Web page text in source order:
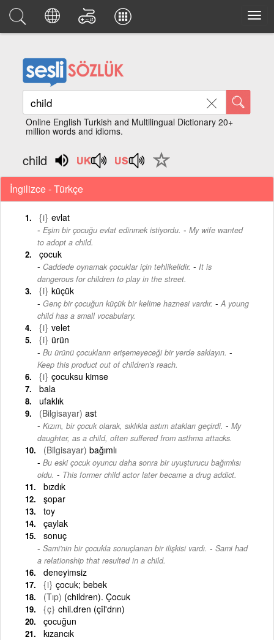
Online English Turkish and Multilingual Dictionary 20+
million words and idioms.
child
İngilizce - Türkçe
{i} evlat
Eşim bir çocuğu evlat edinmek istiyordu. - My wife wanted
to adopt a child.
çocuk
Caddede oynamak çocuklar için tehlikelidir. - It is
dangerous for children to play in the street.
{i} küçük
Genç bir çocuğun küçük bir kelime haznesi vardır. - A young
child has a small vocabulary.
{i} velet
{i} ürün
Bu ürünü çocukların erişemeyeceği bir yerde saklayın. -
Keep this product out of children's reach.
{i} çocuksu kimse
bala
ufaklık
(Bilgisayar) ast
Kızım, bir çocuk olarak, sıklıkla astım atakları geçirdi. - My
daughter, as a child, often suffered from asthma attacks.
(Bilgisayar) bağımlı
Bu eski çocuk oyuncu daha sonra bir uyuşturucu bağımlısı
oldu. - This former child actor later became a drug addict.
bızdık
şopar
toy
çaylak
sonuç
Sami'nin bir çocukla sonuçlanan bir ilişkisi vardı. - Sami had
a relationship that resulted in a child.
deneyimsiz
{i} çocuk; bebek
(Tıp) (children). Çocuk
{ç} chil.dren (çîl'drın)
çocuğun
kızancık